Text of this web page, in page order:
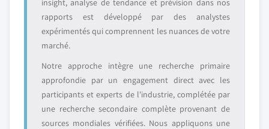
insight, analyse de tendance et prévision dans nos
rapports est développé par des analystes
expérimentés qui comprennent les nuances de votre
marché.
Notre approche intègre une recherche primaire
approfondie par un engagement direct avec les
participants et experts de l'industrie, complétée par
une recherche secondaire complète provenant de
sources mondiales vérifiées. Nous appliquons une